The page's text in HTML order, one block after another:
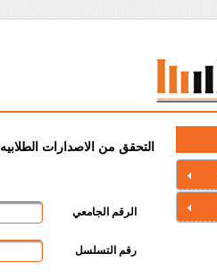
التحقق من الاصدارات الطلابيه
الرقم الجامعي
رقم التسلسل